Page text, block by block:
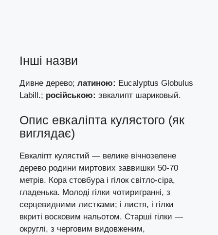
Інші назви
Дивне дерево; латиною: Eucalyptus Globulus
Labill.; російською: эвкалипт шариковый.
Опис евкаліпта кулястого (як
виглядає)
Евкаліпт кулястий — велике вічнозелене
дерево родини миртових заввишки 50-70
метрів. Кора стовбура і гілок світло-сіра,
гладенька. Молоді гілки чотиригранні, з
серцевидними листками; і листя, і гілки
вкриті восковим нальотом. Старші гілки —
округлі, з черговим видовженим,